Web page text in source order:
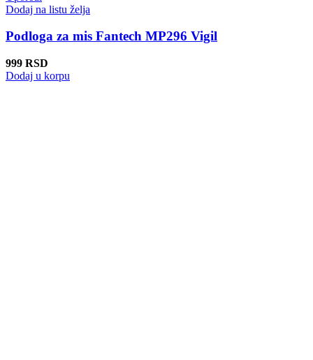
Dodaj na listu želja
Podloga za mis Fantech MP296 Vigil
999 RSD
Dodaj u korpu